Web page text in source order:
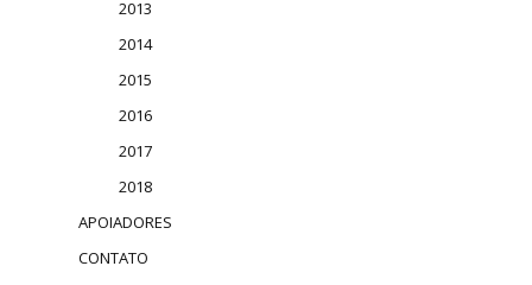
2013
2014
2015
2016
2017
2018
APOIADORES
CONTATO